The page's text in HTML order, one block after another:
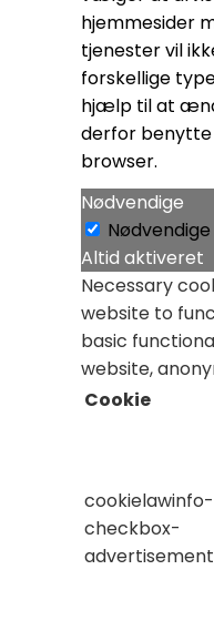
hjemmesider
tjenester vil
forskellige
hjælp til at
derfor benytte
browser.
Nødvendige
Nødvendige
Altid aktiveret
Necessary
website to
basic
website,
Cookie
cookielawinfo-
checkbox-
advertisement